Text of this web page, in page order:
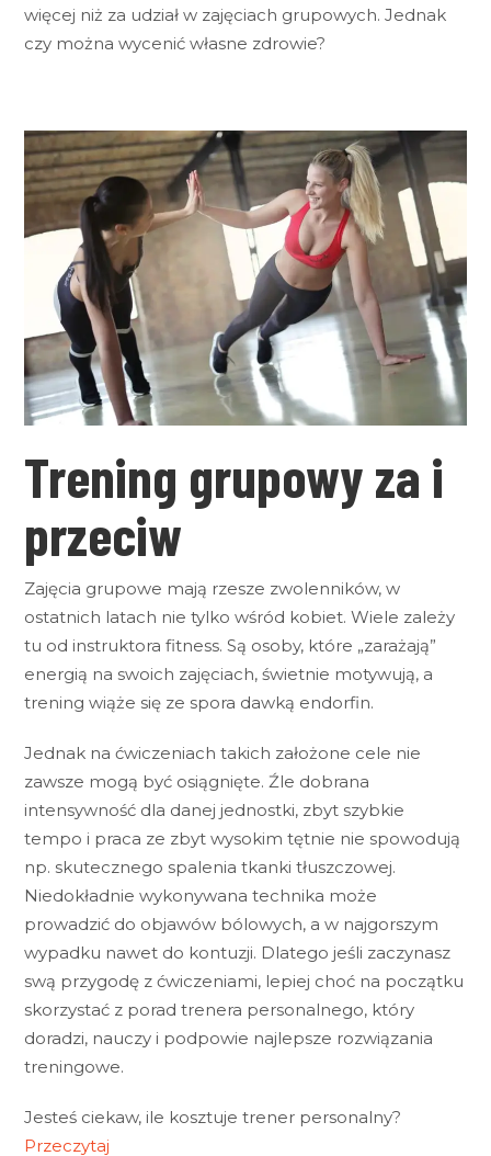
więcej niż za udział w zajęciach grupowych. Jednak
czy można wycenić własne zdrowie?
Trening grupowy za i
przeciw
Zajęcia grupowe mają rzesze zwolenników, w
ostatnich latach nie tylko wśród kobiet. Wiele zależy
tu od instruktora fitness. Są osoby, które „zarażają”
energią na swoich zajęciach, świetnie motywują, a
trening wiąże się ze spora dawką endorfin.
Jednak na ćwiczeniach takich założone cele nie
zawsze mogą być osiągnięte. Źle dobrana
intensywność dla danej jednostki, zbyt szybkie
tempo i praca ze zbyt wysokim tętnie nie spowodują
np. skutecznego spalenia tkanki tłuszczowej.
Niedokładnie wykonywana technika może
prowadzić do objawów bólowych, a w najgorszym
wypadku nawet do kontuzji. Dlatego jeśli zaczynasz
swą przygodę z ćwiczeniami, lepiej choć na początku
skorzystać z porad trenera personalnego, który
doradzi, nauczy i podpowie najlepsze rozwiązania
treningowe.
Jesteś ciekaw, ile kosztuje trener personalny?
Przeczytaj